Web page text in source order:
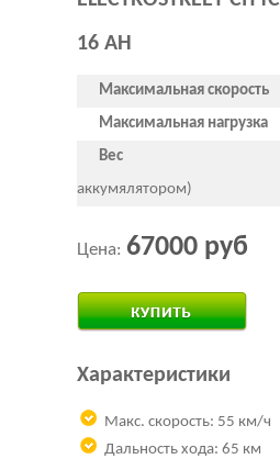
16 AH
Максимальная скорость
Максимальная нагрузка
Вес
аккумялятором)
Цена: 67000 руб
Характеристики
Макс. скорость: 55 км/ч
Дальность хода: 65 км